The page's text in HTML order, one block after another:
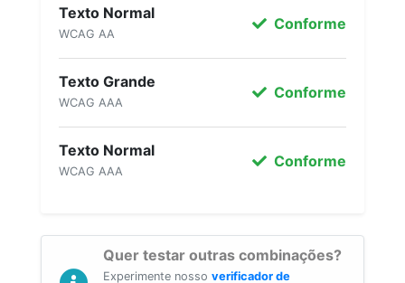
Texto Normal
WCAG AA
Conforme
Texto Grande
WCAG AAA
Conforme
Texto Normal
WCAG AAA
Conforme
Quer testar outras combinações?
Experimente nosso verificador de